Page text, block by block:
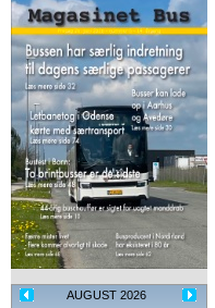
AUGUST 2026